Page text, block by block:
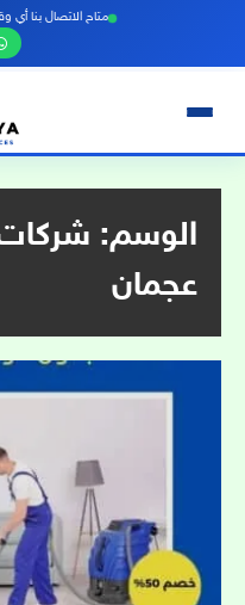
متاح الاتصال بنا أي
الوسم:
عجمان